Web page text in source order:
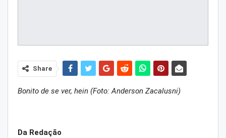
Share
Bonito de se ver, hein (Foto: Anderson Zacalusni)
Da Redação